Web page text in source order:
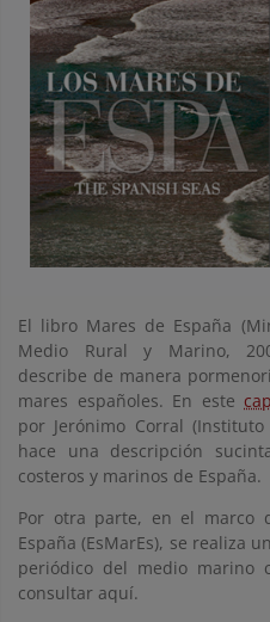
El libro Mares de España
Medio Rural y Marino,
describe de manera
mares españoles. En este
por Jerónimo Corral
hace una descripción
costeros y marinos de España.
Por otra parte, en el marco
España (EsMarEs), se realiza
periódico del medio marino
consultar aquí.